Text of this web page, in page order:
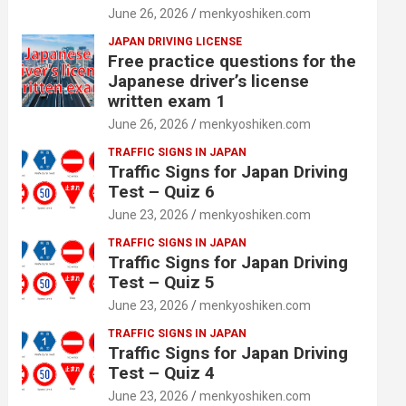
June 26, 2026 menkyoshiken.com
JAPAN DRIVING LICENSE
Free practice questions for the
Japanese driver’s license
written exam 1
June 26, 2026 menkyoshiken.com
TRAFFIC SIGNS IN JAPAN
Traffic Signs for Japan Driving
Test – Quiz 6
June 23, 2026 menkyoshiken.com
TRAFFIC SIGNS IN JAPAN
Traffic Signs for Japan Driving
Test – Quiz 5
June 23, 2026 menkyoshiken.com
TRAFFIC SIGNS IN JAPAN
Traffic Signs for Japan Driving
Test – Quiz 4
June 23, 2026 menkyoshiken.com